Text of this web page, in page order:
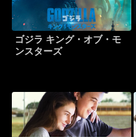
ゴジラ キング・オブ・モ
ンスターズ